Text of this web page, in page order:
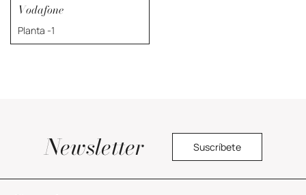
Vodafone
Planta -1
Newsletter Suscríbete